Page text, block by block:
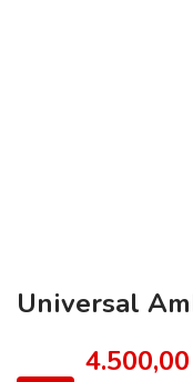
Universal
4.500,00